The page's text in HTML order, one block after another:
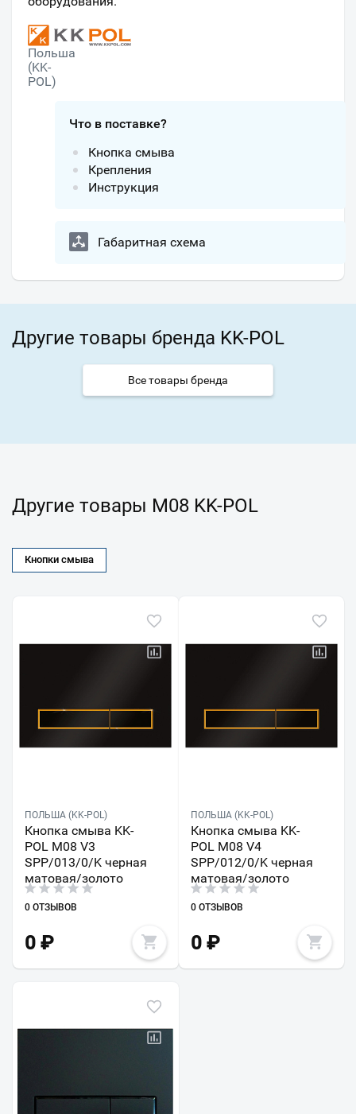
Польша
(KK-
POL)
Что в поставке?
Кнопка смыва
Крепления
Инструкция
Габаритная схема
Другие товары бренда KK-POL
Все товары бренда
Другие товары M08 KK-POL
Кнопки смыва
ПОЛЬША (KK-POL)
Кнопка смыва KK-
POL M08 V3
SPP/013/0/K черная
матовая/золото
0 ОТЗЫВОВ
0 ₽
ПОЛЬША (KK-POL)
Кнопка смыва KK-
POL M08 V4
SPP/012/0/K черная
матовая/золото
0 ОТЗЫВОВ
0₽